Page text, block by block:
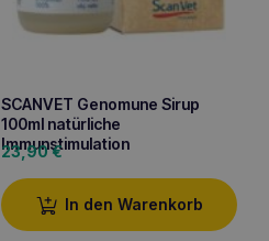
SCANVET Genomune Sirup
100ml natürliche
Immunstimulation
23,90€
In den Warenkorb